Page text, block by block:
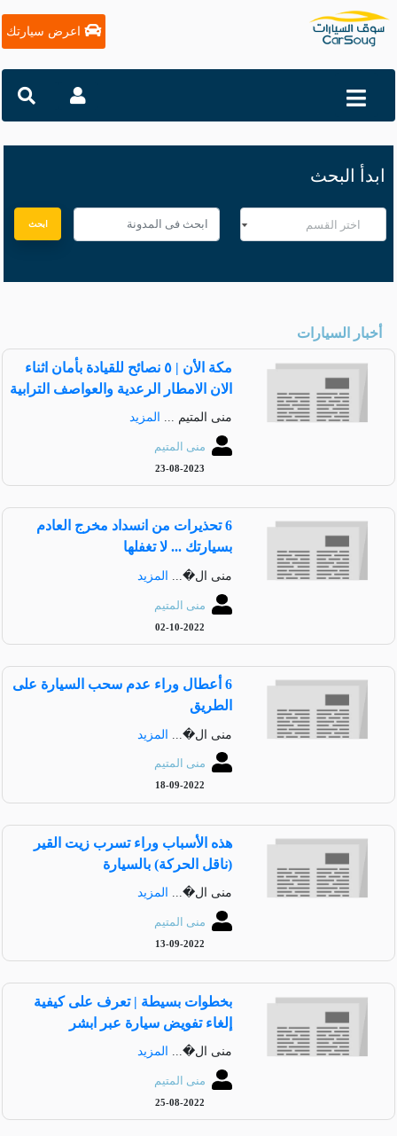
اعرض سيارتك
ابدأ البحث
ابحث
أخبار السيارات
مكة الأن | ٥ نصائح للقيادة بأمان اثناء
الان الامطار الرعدية والعواصف الترابية
منى المتيم ... المزيد
منى المتيم
23-08-2023
6 تحذيرات من انسداد مخرج العادم
بسيارتك ... لا تغفلها
منى ال�... المزيد
منى المتيم
02-10-2022
6 أعطال وراء عدم سحب السيارة على
الطريق
منى ال�... المزيد
منى المتيم
18-09-2022
هذه الأسباب وراء تسرب زيت القير
(ناقل الحركة) بالسيارة
منى ال�... المزيد
منى المتيم
13-09-2022
بخطوات بسيطة | تعرف على كيفية
إلغاء تفويض سيارة عبر ابشر
منى ال�... المزيد
منى المتيم
25-08-2022